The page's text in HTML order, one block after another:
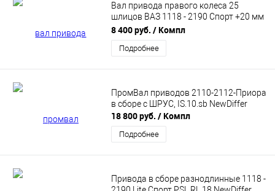
Вал привода правого колеса 25
шлицов ВАЗ 1118 - 2190 Спорт +20 мм
(700мм) DS.25.R.18.700 NewDiffer
8 400 руб. / Компл
Подробнее
ПромВал приводов 2110-2112-Приора
в сборе с ШРУС, IS.10.sb NewDiffer
18 800 руб. / Компл
Подробнее
Привода в сборе разнодлинные 1118 -